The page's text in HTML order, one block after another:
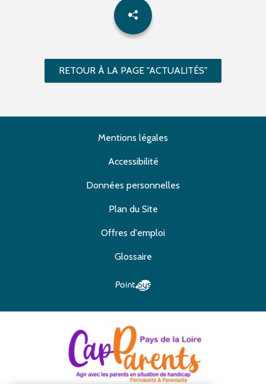
RETOUR À LA PAGE "ACTUALITÉS"
Mentions légales
Accessibilité
Données personnelles
Plan du Site
Offres d'emploi
Glossaire